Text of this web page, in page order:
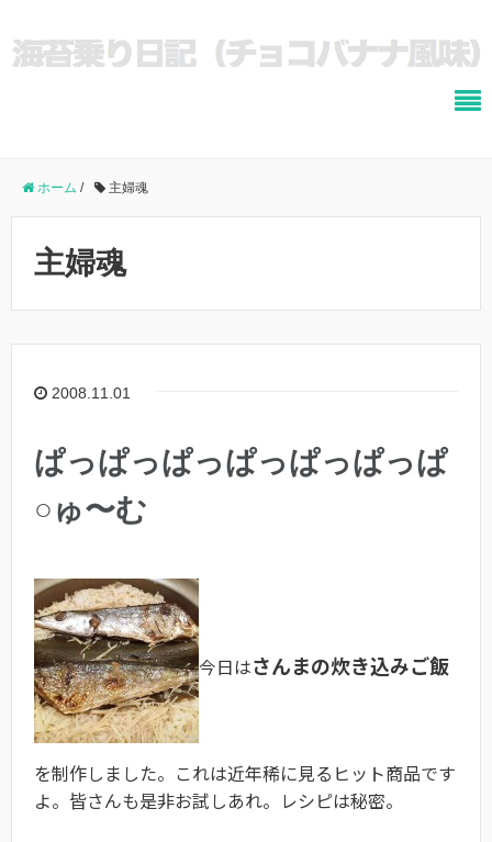
ホーム / 主婦魂
主婦魂
2008.11.01
ぱっぱっぱっぱっぱっぱっぱ
○ゅ〜む
今日はさんまの炊き込みご飯
を制作しました。これは近年稀に見るヒット商品です
よ。皆さんも是非お試しあれ。レシピは秘密。